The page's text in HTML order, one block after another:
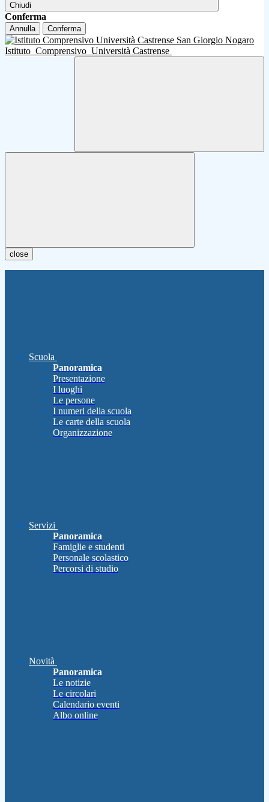
Chiudi
Conferma
Annulla Conferma
Istituto Comprensivo Università Castrense
close
Scuola
Panoramica
Presentazione
I luoghi
Le persone
I numeri della scuola
Le carte della scuola
Organizzazione
Servizi
Panoramica
Famiglie e studenti
Personale scolastico
Percorsi di studio
Novità
Panoramica
Le notizie
Le circolari
Calendario eventi
Albo online